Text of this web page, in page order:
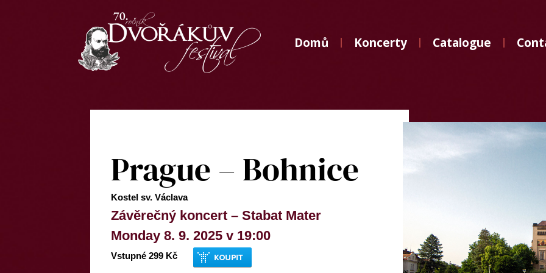
Domů Koncerty Catalogue
Koncerty
Prague – Bohnice
Kostel sv. Václava
Závěrečný koncert – Stabat Mater
Monday 8. 9. 2025 v 19:00
Vstupné 299 Kč